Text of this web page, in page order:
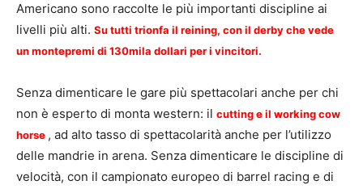
Americano sono raccolte le più importanti discipline ai
livelli più alti. Su tutti trionfa il reining, con il derby che vede
un montepremi di 130mila dollari per i vincitori.
Senza dimenticare le gare più spettacolari anche per chi
non è esperto di monta western: il cutting e il working cow
horse , ad alto tasso di spettacolarità anche per l’utilizzo
delle mandrie in arena. Senza dimenticare le discipline di
velocità, con il campionato europeo di barrel racing e di